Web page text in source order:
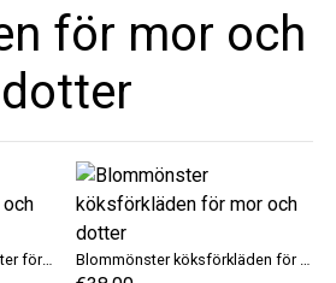
för mor och
dotter
Köksförkläden Blommönster för mor och dotter